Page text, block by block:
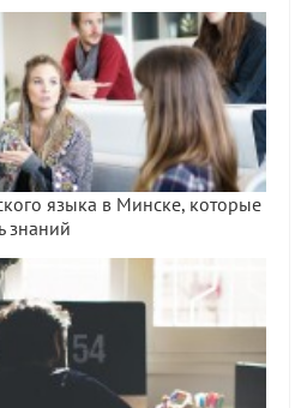
языка в Минске, которые
знаний